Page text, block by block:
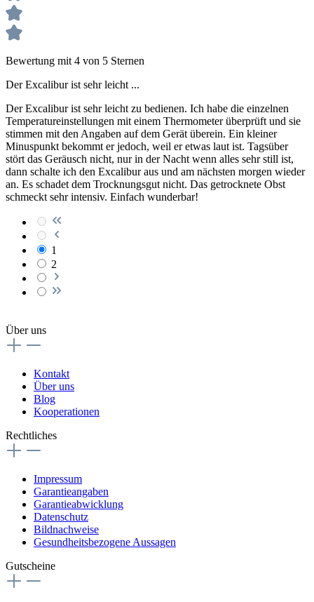
Bewertung mit 4 von 5 Sternen
Der Excalibur ist sehr leicht ...
Der Excalibur ist sehr leicht zu bedienen. Ich habe die einzelnen
Temperatureinstellungen mit einem Thermometer überprüft und sie
stimmen mit den Angaben auf dem Gerät überein. Ein kleiner
Minuspunkt bekommt er jedoch, weil er etwas laut ist. Tagsüber
stört das Geräusch nicht, nur in der Nacht wenn alles sehr still ist,
dann schalte ich den Excalibur aus und am nächsten morgen wieder
an. Es schadet dem Trocknungsgut nicht. Das getrocknete Obst
schmeckt sehr intensiv. Einfach wunderbar!
1
2
Über uns
Kontakt
Über uns
Blog
Kooperationen
Rechtliches
Impressum
Garantieangaben
Garantieabwicklung
Datenschutz
Bildnachweise
Gesundheitsbezogene Aussagen
Gutscheine